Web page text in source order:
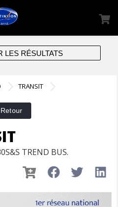
LES RÉSULTATS
TRANSIT
TREND BUS.